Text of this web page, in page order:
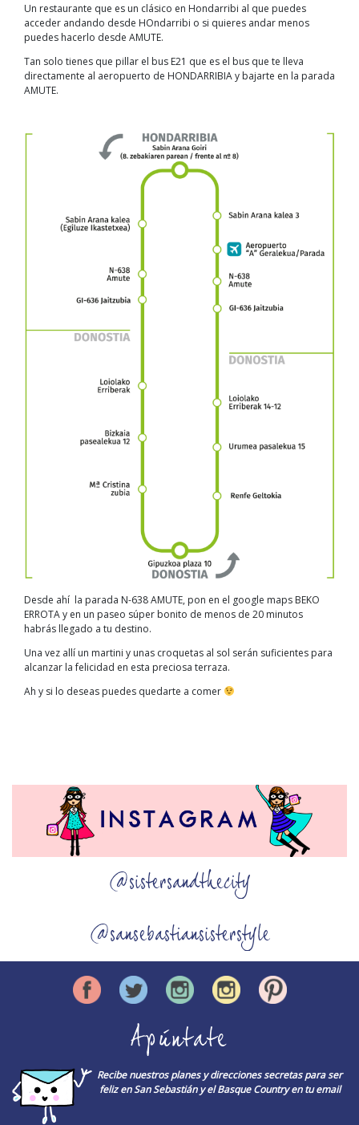
Un restaurante que es un clásico en Hondarribi al que puedes
acceder andando desde HOndarribi o si quieres andar menos
puedes hacerlo desde AMUTE.
Tan solo tienes que pillar el bus E21 que es el bus que te lleva
directamente al aeropuerto de HONDARRIBIA y bajarte en la parada
AMUTE.
Desde ahí la parada N-638 AMUTE, pon en el google maps BEKO
ERROTA y en un paseo súper bonito de menos de 20 minutos
habrás llegado a tu destino.
Una vez allí un martini y unas croquetas al sol serán suficientes para
alcanzar la felicidad en esta preciosa terraza.
Ah y si lo deseas puedes quedarte a comer
@sistersandthecity
@sansebastiansisterstyle
Apúntate
Recibe nuestros planes y direcciones secretas para ser
feliz en San Sebastián y el Basque Country en tu email